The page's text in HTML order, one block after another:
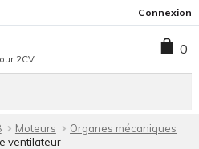
la
navigation
contenu
Connexion
2CV
0
Moteurs
Organes mécaniques
ventilateur